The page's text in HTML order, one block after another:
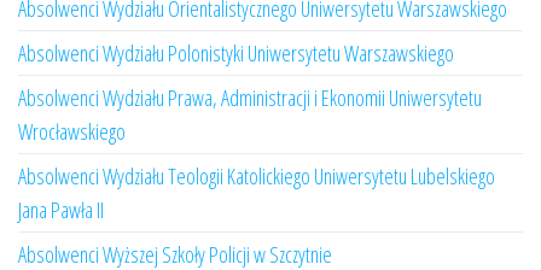
Absolwenci Wydziału Orientalistycznego Uniwersytetu Warszawskiego
Absolwenci Wydziału Polonistyki Uniwersytetu Warszawskiego
Absolwenci Wydziału Prawa, Administracji i Ekonomii Uniwersytetu
Wrocławskiego
Absolwenci Wydziału Teologii Katolickiego Uniwersytetu Lubelskiego
Jana Pawła II
Absolwenci Wyższej Szkoły Policji w Szczytnie